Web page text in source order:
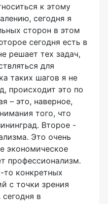
к этому
сегодня я
сторон в этом
сегодня есть в
решает тех задач,
для
таких шагов я не
происходит это по
– это, наверное,
того, что
Второе -
Это очень
экономическое
профессионализм.
то конкретных
с точки зрения
сегодня в